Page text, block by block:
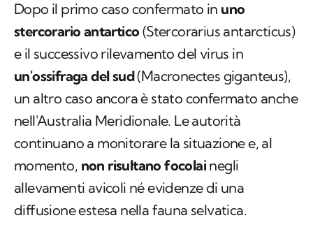
Dopo il primo caso confermato in uno
stercorario antartico (Stercorarius antarcticus)
e il successivo rilevamento del virus in
un'ossifraga del sud(Macronectes giganteus),
un altro caso ancora è stato confermato anche
nell'Australia Meridionale. Le autorità
continuano a monitorare la situazione e, al
momento, non risultano focolai negli
allevamenti avicoli né evidenze di una
diffusione estesa nella fauna selvatica.